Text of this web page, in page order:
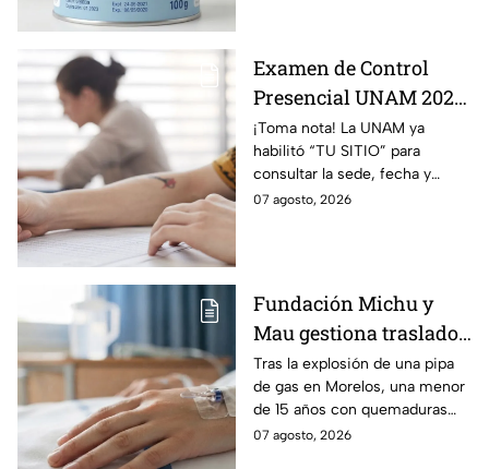
Examen de Control
Presencial UNAM 2026:
consulta aquí tu sede,
fecha y horario
¡Toma nota! La UNAM ya
habilitó “TU SITIO” para
consultar la sede, fecha y
horario del Examen Control
07 agosto, 2026
Fundación Michu y
Mau gestiona traslado
a Texas de adolescente
herida en explosión de
una pipa de gas en
Morelos
Tras la explosión de una pipa
de gas en Morelos, una menor
de 15 años con quemaduras
graves será trasladada a
07 agosto, 2026